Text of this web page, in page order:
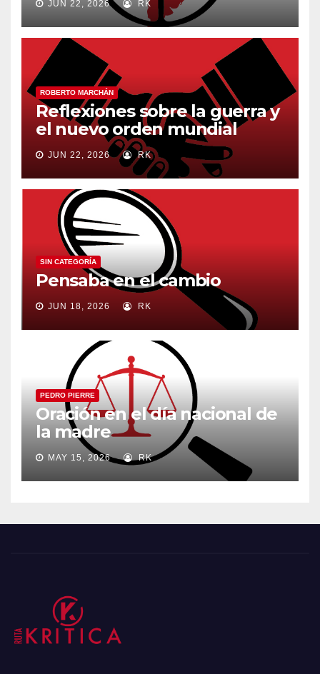
JUN 22, 2026 RK
ROBERTO MARCHÁN
Reflexiones sobre la guerra y
el nuevo orden mundial
JUN 22, 2026 RK
SIN CATEGORÍA
Pensaba en el cambio
JUN 18, 2026 RK
PEDRO PIERRE
Oración en el día nacional de
la madre
MAY 15, 2026 RK